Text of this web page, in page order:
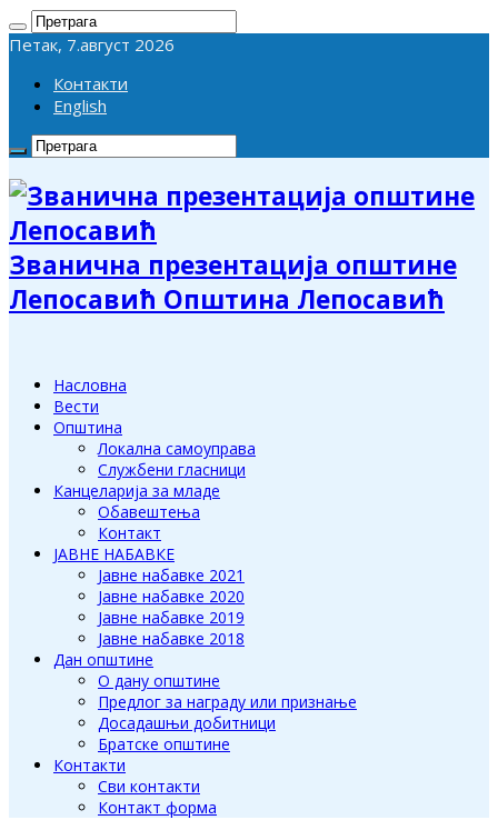
Петак, 7.август 2026
Контакти
English
Званична презентација општине
Лепосавић Општина Лепосавић
Насловна
Вести
Општина
Локална самоуправа
Службени гласници
Канцеларија за младе
Обавештења
Контакт
ЈАВНЕ НАБАВКЕ
Јавне набавке 2021
Јавне набавке 2020
Јавне набавке 2019
Јавне набавке 2018
Дан општине
О дану општине
Предлог за награду или признање
Досадашњи добитници
Братске општине
Контакти
Сви контакти
Контакт форма